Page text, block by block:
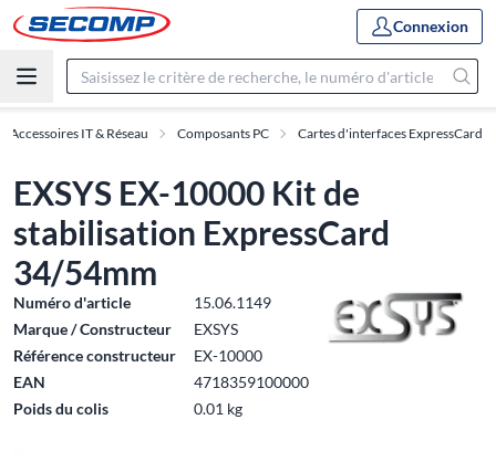
Connexion
Accessoires IT & Réseau Composants PC Cartes d'interfaces ExpressCard
EXSYS EX-10000 Kit de
stabilisation ExpressCard
34/54mm
Numéro d'article
15.06.1149
Marque / Constructeur
EXSYS
Référence constructeur
EX-10000
EAN
4718359100000
Poids du colis
0.01 kg